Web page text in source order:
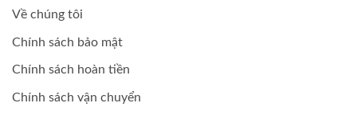
Về chúng tôi
Chính sách bảo mật
Chính sách hoàn tiền
Chính sách vận chuyển